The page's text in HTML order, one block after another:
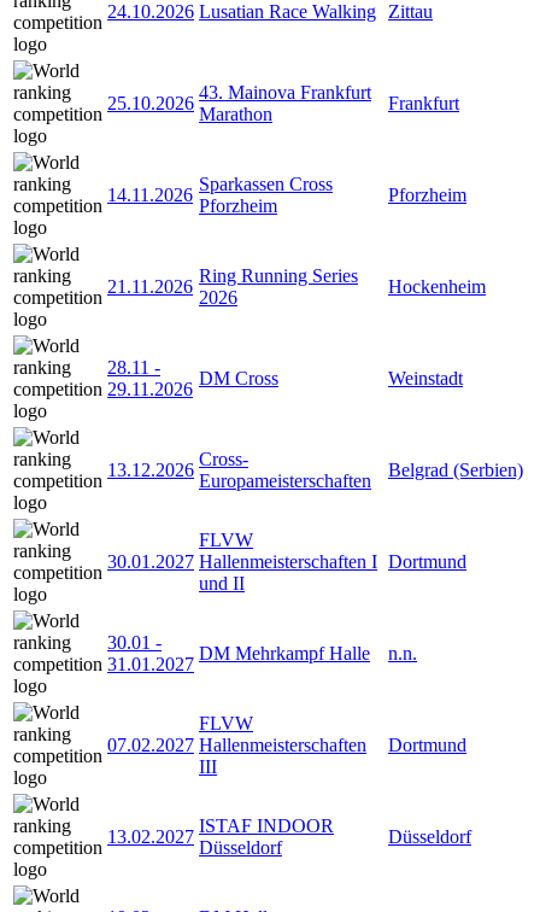
24.10.2026 Lusatian Race Walking Zittau
25.10.2026
43. Mainova Frankfurt
Marathon
Frankfurt
14.11.2026
Sparkassen Cross
Pforzheim
Pforzheim
21.11.2026
Ring Running Series
2026
Hockenheim
28.11 -
29.11.2026
DM Cross Weinstadt
13.12.2026
Cross-
Europameisterschaften
Belgrad (Serbien)
30.01.2027
FLVW
Hallenmeisterschaften I
und II
Dortmund
30.01 -
31.01.2027
DM Mehrkampf Halle n.n.
07.02.2027
FLVW
Hallenmeisterschaften
III
Dortmund
13.02.2027
ISTAF INDOOR
Düsseldorf
Düsseldorf